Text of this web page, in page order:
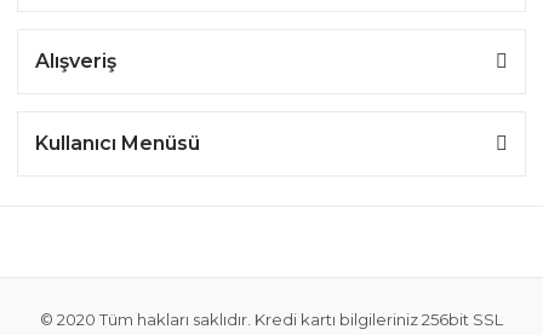
Alışveriş
Kullanıcı Menüsü
© 2020 Tüm hakları saklıdır. Kredi kartı bilgileriniz 256bit SSL